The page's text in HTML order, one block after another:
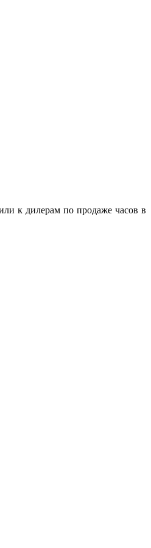
к дилерам по продаже часов в